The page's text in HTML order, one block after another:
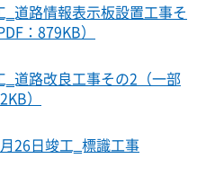
道路情報表示板設置工事そ
：879KB）
道路改良工事その2（一部
）
26日竣工‗標識工事